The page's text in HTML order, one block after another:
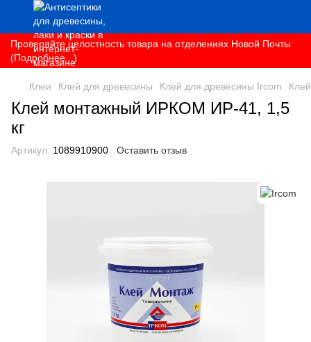
Проверяйте целостность товара на отделениях Новой Почты
(Подробнее...)
Клеи Клей для древесины Клей для древесины Ircom
Клей монтажный ИРКОМ ИР-41, 1,5
кг
Артикул: 1089910900 Оставить отзыв